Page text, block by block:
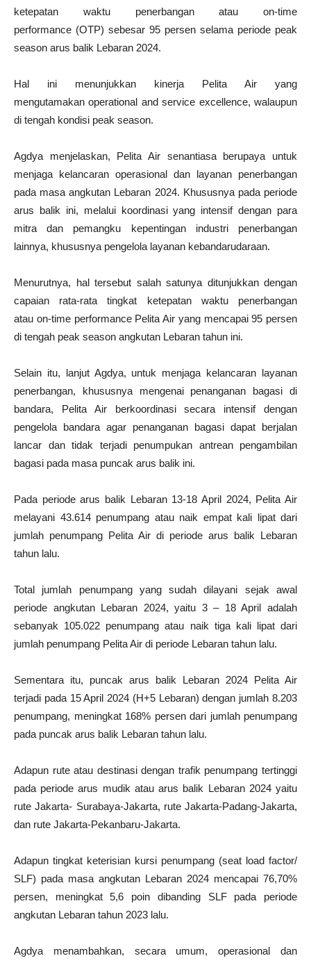
ketepatan waktu penerbangan atau on-time
performance (OTP) sebesar 95 persen selama periode peak
season arus balik Lebaran 2024.
Hal ini menunjukkan kinerja Pelita Air yang
mengutamakan operational and service excellence, walaupun
di tengah kondisi peak season.
Agdya menjelaskan, Pelita Air senantiasa berupaya untuk
menjaga kelancaran operasional dan layanan penerbangan
pada masa angkutan Lebaran 2024. Khususnya pada periode
arus balik ini, melalui koordinasi yang intensif dengan para
mitra dan pemangku kepentingan industri penerbangan
lainnya, khususnya pengelola layanan kebandarudaraan.
Menurutnya, hal tersebut salah satunya ditunjukkan dengan
capaian rata-rata tingkat ketepatan waktu penerbangan
atau on-time performance Pelita Air yang mencapai 95 persen
di tengah peak season angkutan Lebaran tahun ini.
Selain itu, lanjut Agdya, untuk menjaga kelancaran layanan
penerbangan, khususnya mengenai penanganan bagasi di
bandara, Pelita Air berkoordinasi secara intensif dengan
pengelola bandara agar penanganan bagasi dapat berjalan
lancar dan tidak terjadi penumpukan antrean pengambilan
bagasi pada masa puncak arus balik ini.
Pada periode arus balik Lebaran 13-18 April 2024, Pelita Air
melayani 43.614 penumpang atau naik empat kali lipat dari
jumlah penumpang Pelita Air di periode arus balik Lebaran
tahun lalu.
Total jumlah penumpang yang sudah dilayani sejak awal
periode angkutan Lebaran 2024, yaitu 3 – 18 April adalah
sebanyak 105.022 penumpang atau naik tiga kali lipat dari
jumlah penumpang Pelita Air di periode Lebaran tahun lalu.
Sementara itu, puncak arus balik Lebaran 2024 Pelita Air
terjadi pada 15 April 2024 (H+5 Lebaran) dengan jumlah 8.203
penumpang, meningkat 168% persen dari jumlah penumpang
pada puncak arus balik Lebaran tahun lalu.
Adapun rute atau destinasi dengan trafik penumpang tertinggi
pada periode arus mudik atau arus balik Lebaran 2024 yaitu
rute Jakarta- Surabaya-Jakarta, rute Jakarta-Padang-Jakarta,
dan rute Jakarta-Pekanbaru-Jakarta.
Adapun tingkat keterisian kursi penumpang (seat load factor/
SLF) pada masa angkutan Lebaran 2024 mencapai 76,70%
persen, meningkat 5,6 poin dibanding SLF pada periode
angkutan Lebaran tahun 2023 lalu.
Agdya menambahkan, secara umum, operasional dan